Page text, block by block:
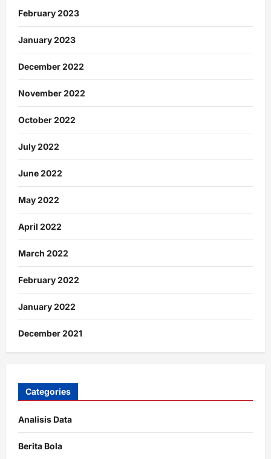
February 2023
January 2023
December 2022
November 2022
October 2022
July 2022
June 2022
May 2022
April 2022
March 2022
February 2022
January 2022
December 2021
Categories
Analisis Data
Berita Bola